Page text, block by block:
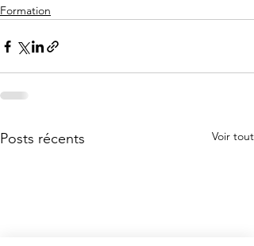
Formation
Posts récents Voir tout